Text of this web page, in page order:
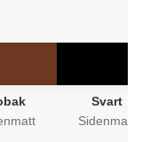
Svart
Sidenmatt